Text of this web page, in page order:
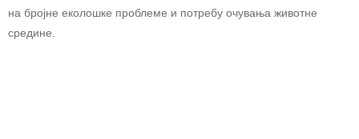
на бројне еколошке проблеме и потребу очувања животне
средине.